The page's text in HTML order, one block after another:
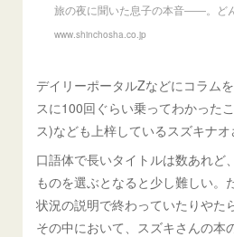
旅の夜に聞いた息子の本音――。ど
www.shinchosha.co.jp
デイリーポータルZなどにコラム
スに100回ぐらい乗ってわかった
ス)なども上梓しているスズキナオ
口語体で長いタイトルは数あれど
ものを選ぶとなると少し難しい。
状況の説明で終わっていたりやた
その中において、スズキさんの本